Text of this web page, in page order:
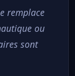
remplace
ou
sont